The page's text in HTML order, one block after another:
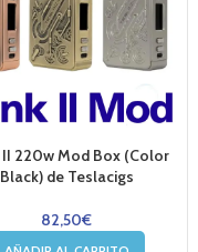
II 220w Mod Box (Color
Black) de Teslacigs
82,50€